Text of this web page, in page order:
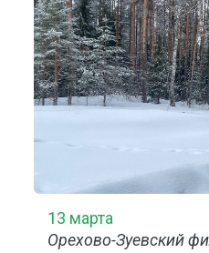
13 марта
Орехово-Зуевский